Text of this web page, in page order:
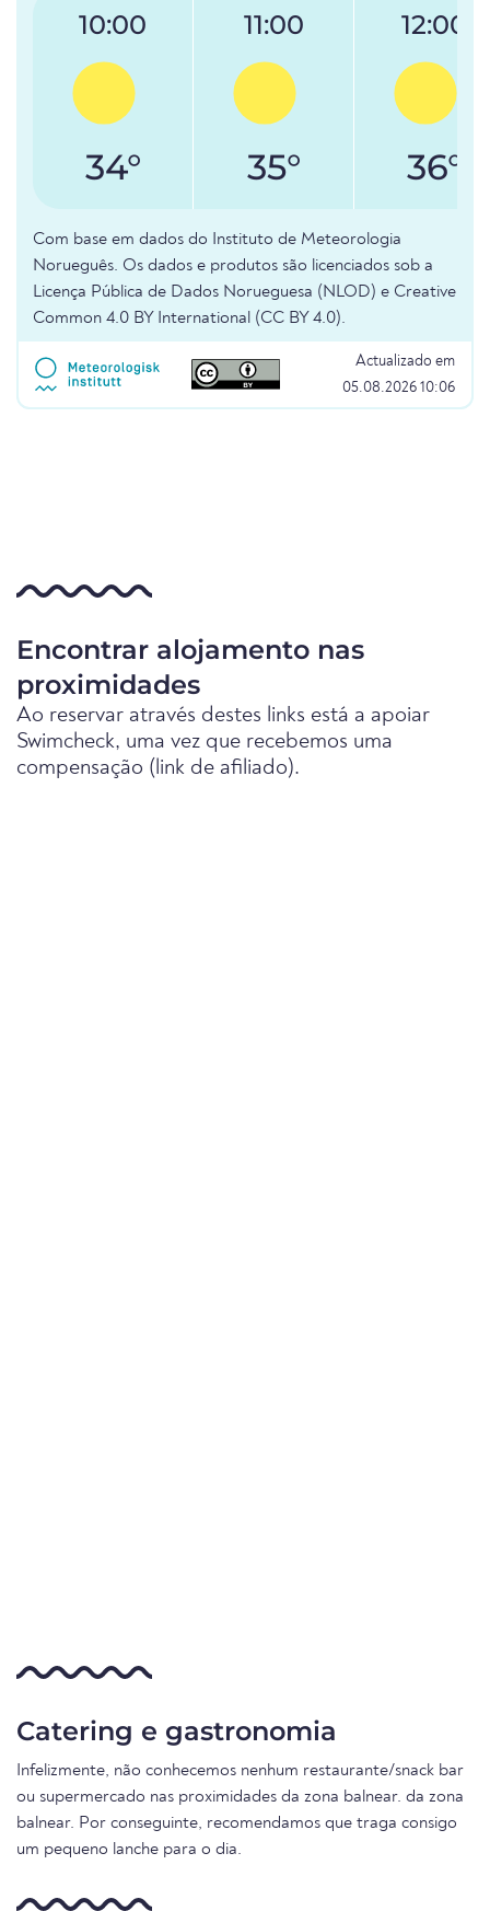
10:00
34°
11:00
35°
12:00
36°
Com base em dados do Instituto de Meteorologia
Norueguês. Os dados e produtos são licenciados sob a
Licença Pública de Dados Norueguesa (NLOD) e Creative
Common 4.0 BY International (CC BY 4.0).
Actualizado em
05.08.2026 10:06
Encontrar alojamento nas
proximidades
Ao reservar através destes links está a apoiar
Swimcheck, uma vez que recebemos uma
compensação (link de afiliado).
Catering e gastronomia
Infelizmente, não conhecemos nenhum restaurante/snack bar
ou supermercado nas proximidades da zona balnear. da zona
balnear. Por conseguinte, recomendamos que traga consigo
um pequeno lanche para o dia.